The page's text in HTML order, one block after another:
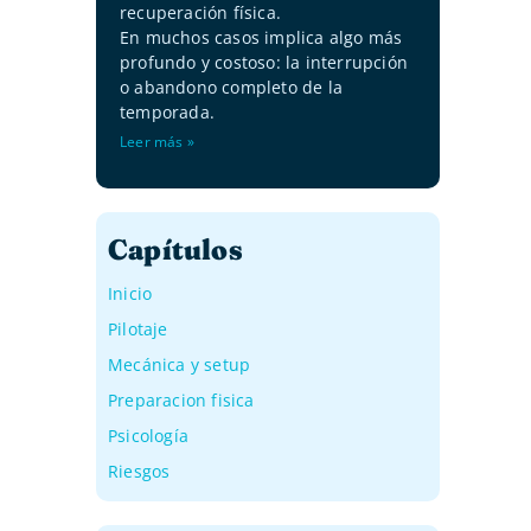
recuperación física.
En muchos casos implica algo más
profundo y costoso: la interrupción
o abandono completo de la
temporada.
Leer más »
Capítulos
Inicio
Pilotaje
Mecánica y setup
Preparacion fisica
Psicología
Riesgos